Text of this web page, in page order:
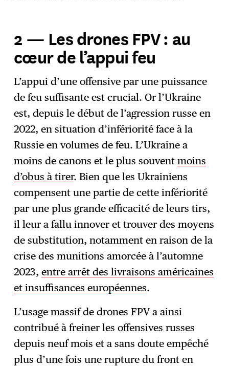
2 — Les drones FPV : au
cœur de l’appui feu
L’appui d’une offensive par une puissance
de feu suffisante est crucial. Or l’Ukraine
est, depuis le début de l’agression russe en
2022, en situation d’infériorité face à la
Russie en volumes de feu. L’Ukraine a
moins de canons et le plus souventmoins
d’obus à tirer. Bien que les Ukrainiens
compensent une partie de cette infériorité
par une plus grande efficacité de leurs tirs,
il leur a fallu innover et trouver des moyens
de substitution, notamment en raison de la
crise des munitions amorcée à l’automne
2023,entre arrêt des livraisons américaines
et insuffisances européennes.
L’usage massif de drones FPV a ainsi
contribué à freiner les offensives russes
depuis neuf mois et a sans doute empêché
plus d’une fois une rupture du front en